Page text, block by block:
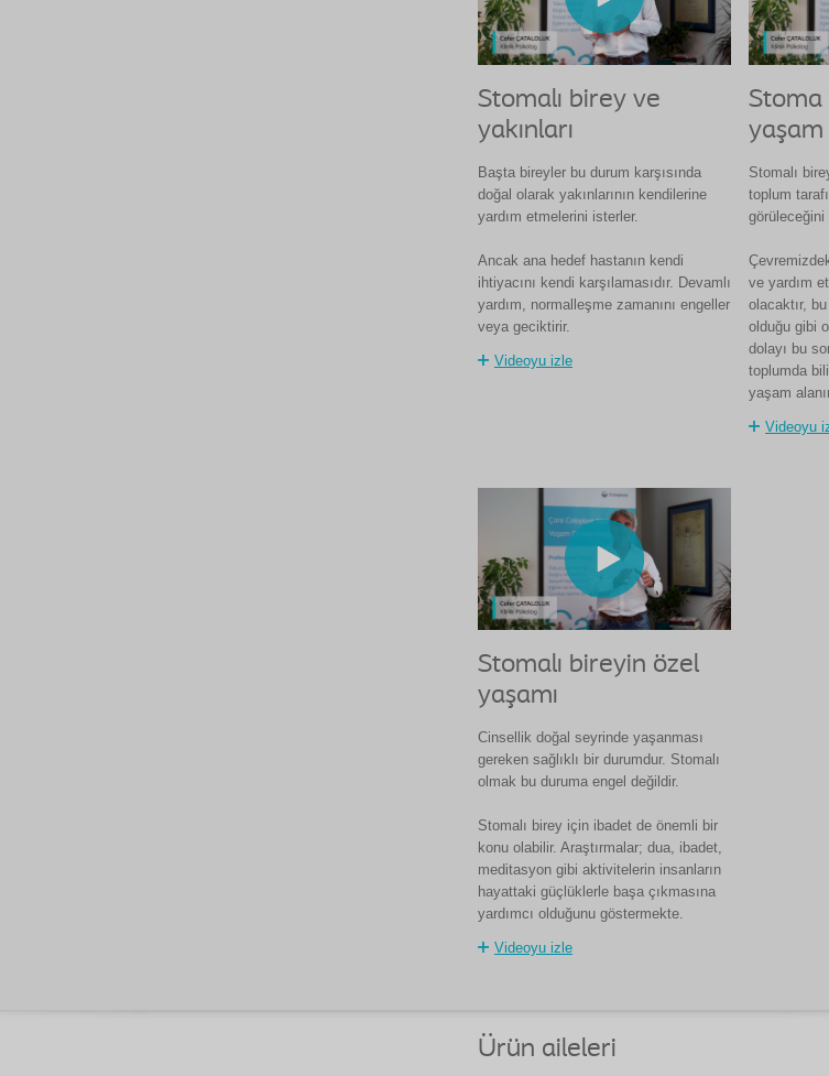
Stomalı birey ve
yakınları
Başta bireyler bu durum karşısında
doğal olarak yakınlarının kendilerine
yardım etmelerini isterler.
Ancak ana hedef hastanın kendi
ihtiyacını kendi karşılamasıdır. Devamlı
yardım, normalleşme zamanını engeller
veya geciktirir.
Videoyu izle
Stoma
yaşam
Stomalı
toplum
görüleceğini
ve yardım
olacaktır,
olduğu gibi
dolayı bu
toplumda
yaşam
Videoyu
Stomalı bireyin özel
yaşamı
Cinsellik doğal seyrinde yaşanması
gereken sağlıklı bir durumdur. Stomalı
olmak bu duruma engel değildir.
Stomalı birey için ibadet de önemli bir
konu olabilir. Araştırmalar; dua, ibadet,
meditasyon gibi aktivitelerin insanların
hayattaki güçlüklerle başa çıkmasına
yardımcı olduğunu göstermekte.
Videoyu izle
Ürün aileleri